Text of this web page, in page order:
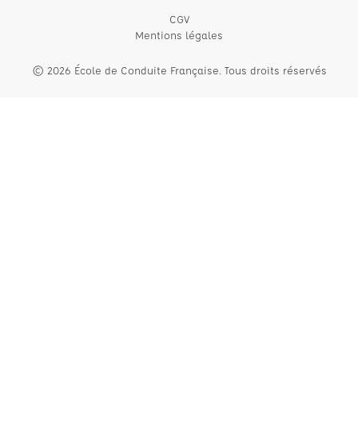
CGV
Mentions légales
© 2026 École de Conduite Française. Tous droits réservés